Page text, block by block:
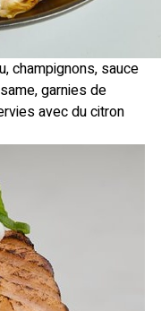
champignons, sauce
garnies de
avec du citron